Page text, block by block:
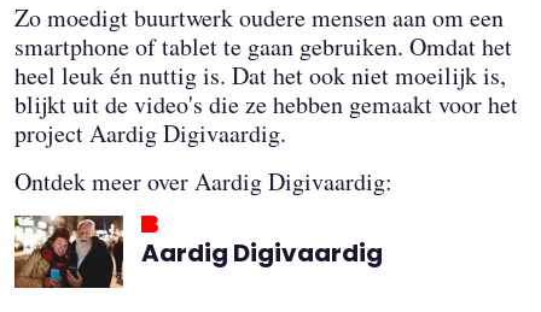
Zo moedigt buurtwerk oudere mensen aan om een
smartphone of tablet te gaan gebruiken. Omdat het
heel leuk én nuttig is. Dat het ook niet moeilijk is,
blijkt uit de video's die ze hebben gemaakt voor het
project Aardig Digivaardig.
Ontdek meer over Aardig Digivaardig:
Aardig Digivaardig